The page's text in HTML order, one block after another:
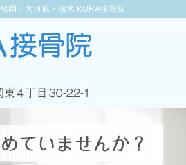
船岡・大河原・槻木 KURA接骨院